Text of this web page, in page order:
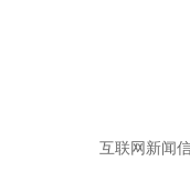
互联网新闻